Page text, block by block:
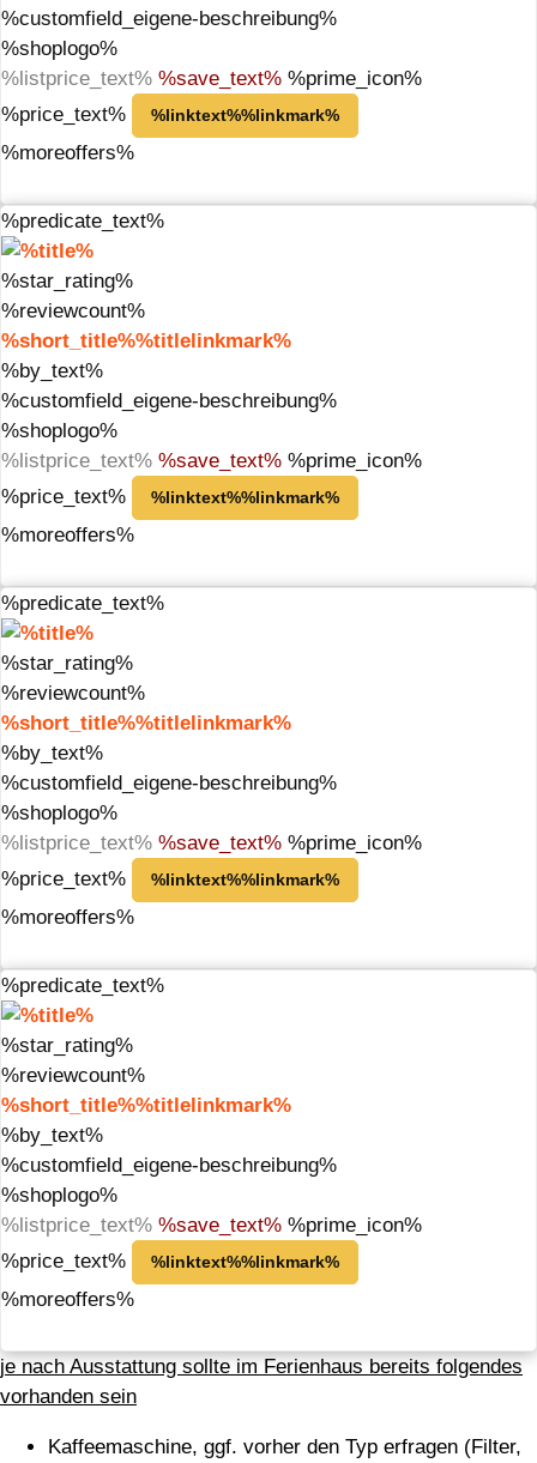
%customfield_eigene-beschreibung%
%shoplogo%
%listprice_text% %save_text% %prime_icon%
%price_text%
%linktext%%linkmark%
%moreoffers%
%predicate_text%
%star_rating%
%reviewcount%
%short_title%%titlelinkmark%
%by_text%
%customfield_eigene-beschreibung%
%shoplogo%
%listprice_text% %save_text% %prime_icon%
%price_text%
%linktext%%linkmark%
%moreoffers%
%predicate_text%
%star_rating%
%reviewcount%
%short_title%%titlelinkmark%
%by_text%
%customfield_eigene-beschreibung%
%shoplogo%
%listprice_text% %save_text% %prime_icon%
%price_text%
%linktext%%linkmark%
%moreoffers%
%predicate_text%
%star_rating%
%reviewcount%
%short_title%%titlelinkmark%
%by_text%
%customfield_eigene-beschreibung%
%shoplogo%
%listprice_text% %save_text% %prime_icon%
%price_text%
%linktext%%linkmark%
%moreoffers%
je nach Ausstattung sollte im Ferienhaus bereits folgendes
vorhanden sein
Kaffeemaschine, ggf. vorher den Typ erfragen (Filter,